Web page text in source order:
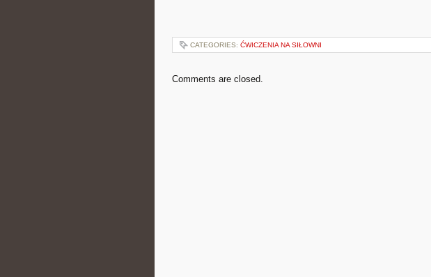
CATEGORIES: ĆWICZENIA NA SIŁOWNI
Comments are closed.